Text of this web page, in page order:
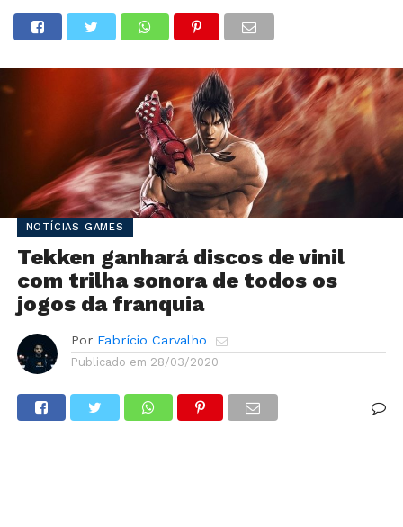
NOTÍCIAS GAMES
Tekken ganhará discos de vinil
com trilha sonora de todos os
jogos da franquia
Por Fabrício Carvalho
Publicado em 28/03/2020